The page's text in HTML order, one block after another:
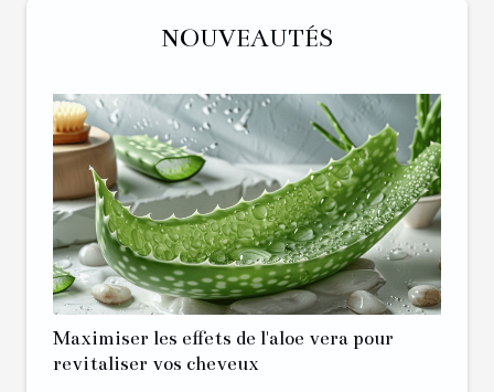
NOUVEAUTÉS
Maximiser les effets de l'aloe vera pour
revitaliser vos cheveux